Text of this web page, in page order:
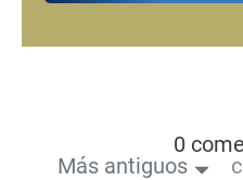
0
Más antiguos